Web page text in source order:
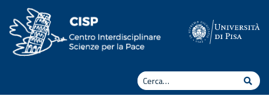
Vai al contenuto
Cerca